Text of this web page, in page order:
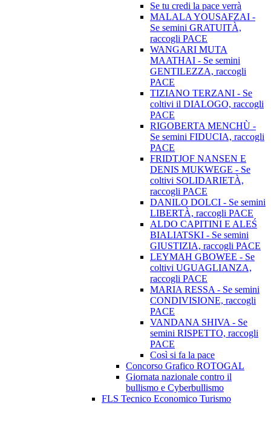
Se tu credi la pace verrà
MALALA YOUSAFZAI -
Se semini GRATUITÀ,
raccogli PACE
WANGARI MUTA
MAATHAI - Se semini
GENTILEZZA, raccogli
PACE
TIZIANO TERZANI - Se
coltivi il DIALOGO, raccogli
PACE
RIGOBERTA MENCHÙ -
Se semini FIDUCIA, raccogli
PACE
FRIDTJOF NANSEN E
DENIS MUKWEGE - Se
coltivi SOLIDARIETÀ,
raccogli PACE
DANILO DOLCI - Se semini
LIBERTÀ, raccogli PACE
ALDO CAPITINI E ALEŚ
BIALIATSKI - Se semini
GIUSTIZIA, raccogli PACE
LEYMAH GBOWEE - Se
coltivi UGUAGLIANZA,
raccogli PACE
MARIA RESSA - Se semini
CONDIVISIONE, raccogli
PACE
VANDANA SHIVA - Se
semini RISPETTO, raccogli
PACE
Così si fa la pace
Concorso Grafico ROTOGAL
Giornata nazionale contro il
bullismo e Cyberbullismo
FLS Tecnico Economico Turismo